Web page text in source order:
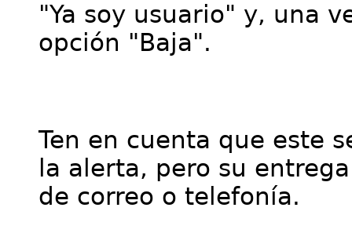
"Ya soy usuario" y, una
opción "Baja".
Ten en cuenta que este
la alerta, pero su
de correo o telefonía.